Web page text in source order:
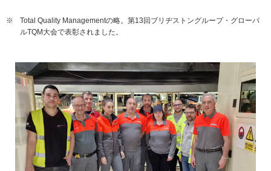
※
Total Quality Managementの略。第13回ブリヂストングループ・グローバ
ルTQM大会で表彰されました。